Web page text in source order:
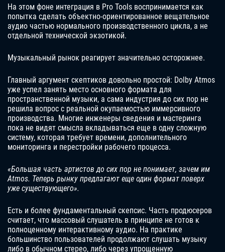
На этом фоне интеграция в Pro Tools воспринимается как
попытка сделать объектно-ориентированное вещательное
аудио частью нормального производственного цикла, а не
отдельной технической экзотикой.
Музыкальный рынок реагирует значительно осторожнее.
Главный аргумент скептиков довольно простой: Dolby Atmos
уже успел занять место основного формата для
пространственной музыки, а сама индустрия до сих пор не
решила вопрос с реальной окупаемостью иммерсивного
производства. Многие инженеры сведения и мастеринга
пока не видят смысла вкладываться еще в одну сложную
систему, которая требует времени, дополнительного
мониторинга и перестройки рабочего процесса.
«Большая часть артистов до сих пор не понимает, зачем им
Atmos. Теперь рынку предлагают еще один формат поверх
уже существующего».
Есть и более фундаментальный скепсис. Часть продюсеров
считает, что массовый слушатель в принципе не готов к
полноценному интерактивному аудио. На практике
большинство пользователей продолжают слушать музыку
либо в обычном стерео, либо через упрощенную